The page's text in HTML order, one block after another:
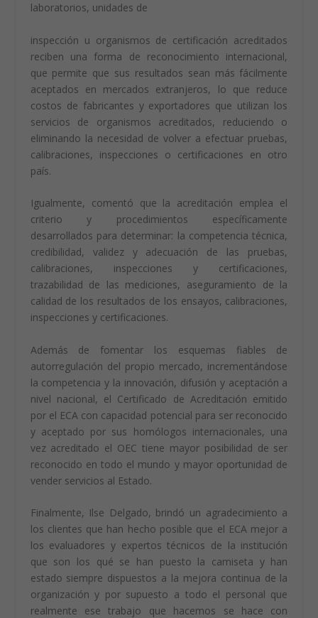
laboratorios, unidades de
inspección u organismos de certificación acreditados
reciben una forma de reconocimiento internacional,
que permite que sus resultados sean más fácilmente
aceptados en mercados extranjeros, lo que reduce
costos de fabricantes y exportadores que utilizan los
servicios de organismos acreditados, reduciendo o
eliminando la necesidad de volver a efectuar pruebas,
calibraciones, inspecciones o certificaciones en otro
país.
Igualmente, comentó que la acreditación emplea el
criterio y procedimientos específicamente
desarrollados para determinar: la competencia técnica,
credibilidad, validez y adecuación de las pruebas,
calibraciones, inspecciones y certificaciones,
trazabilidad de las mediciones, aseguramiento de la
calidad de los resultados de los ensayos, calibraciones,
inspecciones y certificaciones.
Además de fomentar los esquemas fiables de
autorregulación del propio mercado, incrementándose
la competencia y la innovación, difusión y aceptación a
nivel nacional, el Certificado de Acreditación emitido
por el ECA con capacidad potencial para ser reconocido
y aceptado por sus homólogos internacionales, una
vez acreditado el OEC tiene mayor posibilidad de ser
reconocido en todo el mundo y mayor oportunidad de
vender servicios al Estado.
Finalmente, Ilse Delgado, brindó un agradecimiento a
los clientes que han hecho posible que el ECA mejor a
los evaluadores y expertos técnicos de la institución
que son los qué se han puesto la camiseta y han
estado siempre dispuestos a la mejora continua de la
organización y por supuesto a todo el personal que
realmente ese trabajo que hacemos se hace con